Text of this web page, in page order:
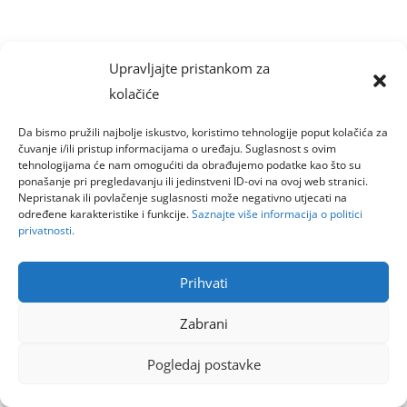
Upravljajte pristankom za
kolačiće
Da bismo pružili najbolje iskustvo, koristimo tehnologije poput kolačića za
čuvanje i/ili pristup informacijama o uređaju. Suglasnost s ovim
tehnologijama će nam omogućiti da obrađujemo podatke kao što su
ponašanje pri pregledavanju ili jedinstveni ID-ovi na ovoj web stranici.
Nepristanak ili povlačenje suglasnosti može negativno utjecati na
određene karakteristike i funkcije.Saznajte više informacija o politici
privatnosti.
Prihvati
Zabrani
Pogledaj postavke